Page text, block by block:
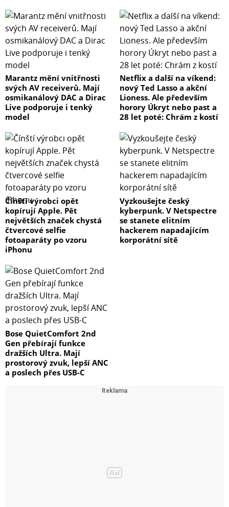
Marantz mění vnitřnosti
svých AV receiverů. Mají
osmikanálový DAC a Dirac
Live podporuje i tenký
model
Netflix a další na víkend:
nový Ted Lasso a akční
Lioness. Ale především
horory Úkryt nebo past a
28 let poté: Chrám z kostí
Čínští výrobci opět
kopírují Apple. Pět
největších značek chystá
čtvercové selfie
fotoaparáty po vzoru
iPhonu
Vyzkoušejte český
kyberpunk. V Netspectre
se stanete elitním
hackerem napadajícím
korporátní sítě
Bose QuietComfort 2nd
Gen přebírají funkce
dražších Ultra. Mají
prostorový zvuk, lepší ANC
a poslech přes USB-C